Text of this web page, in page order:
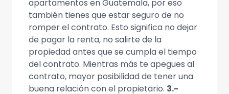
apartamentos en Guatemala, por eso
también tienes que estar seguro de no
romper el contrato. Esto significa no dejar
de pagar la renta, no salirte de la
propiedad antes que se cumpla el tiempo
del contrato. Mientras más te apegues al
contrato, mayor posibilidad de tener una
buena relación con el propietario. 3.-